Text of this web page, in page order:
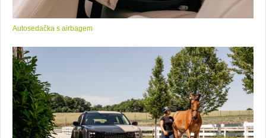
Autosedačka s airbagem